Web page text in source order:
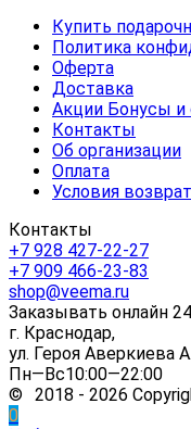
Купить
Политика
Оферта
Доставка
Акции Бонусы и
Контакты
Об организации
Оплата
Условия
Контакты
+7 928 427-22-27
+7 909 466-23-83
shop@veema.ru
Заказывать онлайн
г. Краснодар,
ул. Героя Аверкиева
Пн—Вс10:00—22:00
© 2018 - 2026
0